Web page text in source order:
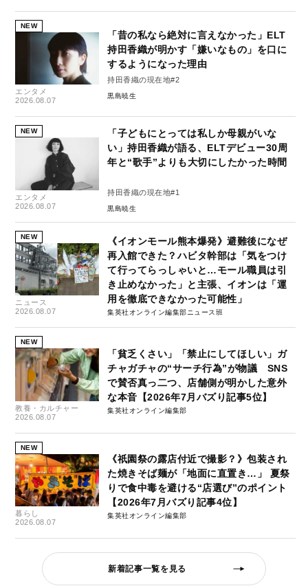
NEW
エンタメ
2026.08.07
「昔の私なら絶対に言えなかった」ELT
持田香織が明かす「嫌いなもの」を口に
するようになった理由
持田香織の現在地#2
黒島暁生
NEW
エンタメ
2026.08.07
「子どもにとっては私しか母親がいな
い」持田香織が語る、ELTデビュー30周
年と“歌手”よりも大切にしたかった時間
持田香織の現在地#1
黒島暁生
NEW
ニュース
2026.08.07
《イオンモール熊本爆発》避難後になぜ
再入館できた？ハビタ幹部は「気をつけ
て行ってらっしゃいと…モール職員は引
き止めなかった」と主張、イオンは「運
用を徹底できなかった可能性」
集英社オンライン編集部ニュース班
NEW
教養・カルチャー
2026.08.07
「貧乏くさい」「禁止にしてほしい」ガ
チャガチャの“サーチ行為”が物議 SNS
で賛否真っ二つ、店舗側が明かした意外
な本音【2026年7月バズり記事5位】
集英社オンライン編集部
NEW
暮らし
2026.08.07
《祇園祭の露店付近で撮影？》包装され
た焼きそば麺が「地面に直置き…」 夏祭
りで食中毒を避ける“店選び”のポイント
【2026年7月バズり記事4位】
集英社オンライン編集部
新着記事一覧を見る